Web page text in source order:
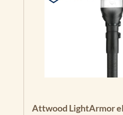
Attwood LightArmor